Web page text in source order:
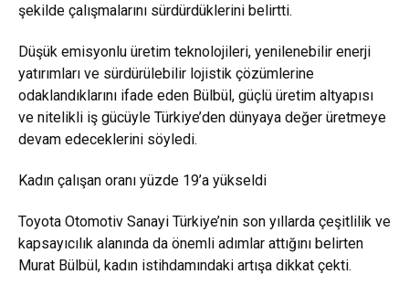
şekilde çalışmalarını sürdürdüklerini belirtti.
Düşük emisyonlu üretim teknolojileri, yenilenebilir enerji
yatırımları ve sürdürülebilir lojistik çözümlerine
odaklandıklarını ifade eden Bülbül, güçlü üretim altyapısı
ve nitelikli iş gücüyle Türkiye’den dünyaya değer üretmeye
devam edeceklerini söyledi.
Kadın çalışan oranı yüzde 19’a yükseldi
Toyota Otomotiv Sanayi Türkiye’nin son yıllarda çeşitlilik ve
kapsayıcılık alanında da önemli adımlar attığını belirten
Murat Bülbül, kadın istihdamındaki artışa dikkat çekti.